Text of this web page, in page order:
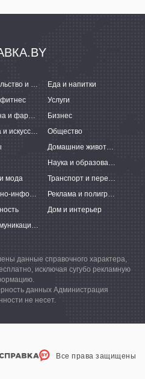
Строительство и ремонт
Еда и напитки
Услуги
Медицина и фармацевтика
Бизнес
Культура и искусство
Общество
Домашние животные
Наука и образование
мода
Транспорт и перевозки
Справочно-информационные системы
Реклама и полиграфия
Дом и интерьер
Телекоммуникации и связь
данные справочного характера,
исключая сугубо рекламную
данных Администрация
не несет.
Все права защищены